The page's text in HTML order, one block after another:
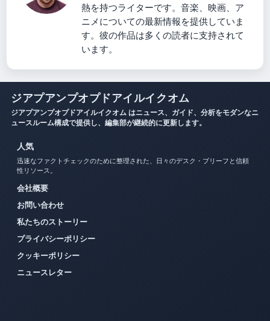
熱を持つライターです。音楽、映画、ア
ニメについての最新情報を提供していま
す。彼の作品は多くの読者に支持されて
います。
ジアプアンプオプドアイルイクオム
ジアプアンプオプドアイルイクオム はニュース、ガイド、分析をモダンなニ
ュースルーム構成で提供し、編集部が継続的に更新します。
人気
迅速なファクトチェックのために整理された、日々のデスク・ブリーフと信頼
性リソース。
会社概要
お問い合わせ
私たちのストーリー
プライバシーポリシー
クッキーポリシー
ニュースレター